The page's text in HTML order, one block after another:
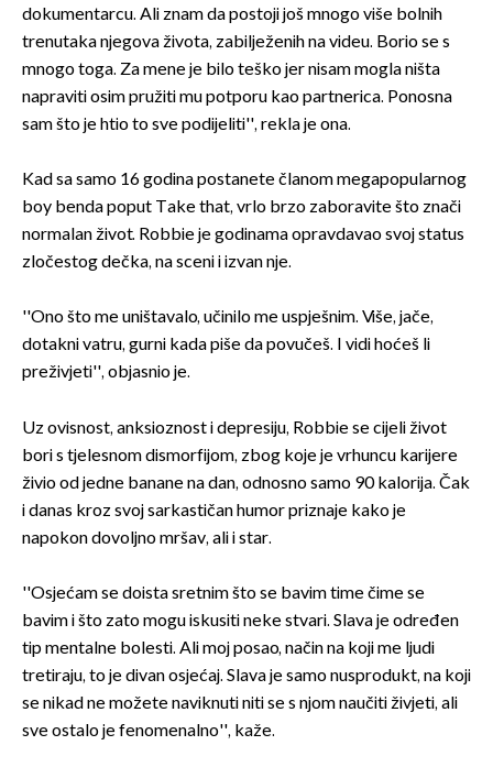
dokumentarcu. Ali znam da postoji još mnogo više bolnih
trenutaka njegova života, zabilježenih na videu. Borio se s
mnogo toga. Za mene je bilo teško jer nisam mogla ništa
napraviti osim pružiti mu potporu kao partnerica. Ponosna
sam što je htio to sve podijeliti'', rekla je ona.
Kad sa samo 16 godina postanete članom megapopularnog
boy benda poput Take that, vrlo brzo zaboravite što znači
normalan život. Robbie je godinama opravdavao svoj status
zločestog dečka, na sceni i izvan nje.
''Ono što me uništavalo, učinilo me uspješnim. Više, jače,
dotakni vatru, gurni kada piše da povučeš. I vidi hoćeš li
preživjeti'', objasnio je.
Uz ovisnost, anksioznost i depresiju, Robbie se cijeli život
bori s tjelesnom dismorfijom, zbog koje je vrhuncu karijere
živio od jedne banane na dan, odnosno samo 90 kalorija. Čak
i danas kroz svoj sarkastičan humor priznaje kako je
napokon dovoljno mršav, ali i star.
''Osjećam se doista sretnim što se bavim time čime se
bavim i što zato mogu iskusiti neke stvari. Slava je određen
tip mentalne bolesti. Ali moj posao, način na koji me ljudi
tretiraju, to je divan osjećaj. Slava je samo nusprodukt, na koji
se nikad ne možete naviknuti niti se s njom naučiti živjeti, ali
sve ostalo je fenomenalno'', kaže.